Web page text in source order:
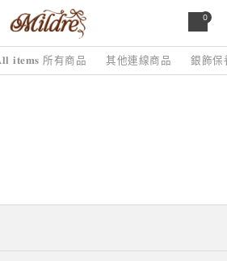
0
𝐢𝐭𝐞𝐦𝐬 所有商品 其他連線商品 銀飾保